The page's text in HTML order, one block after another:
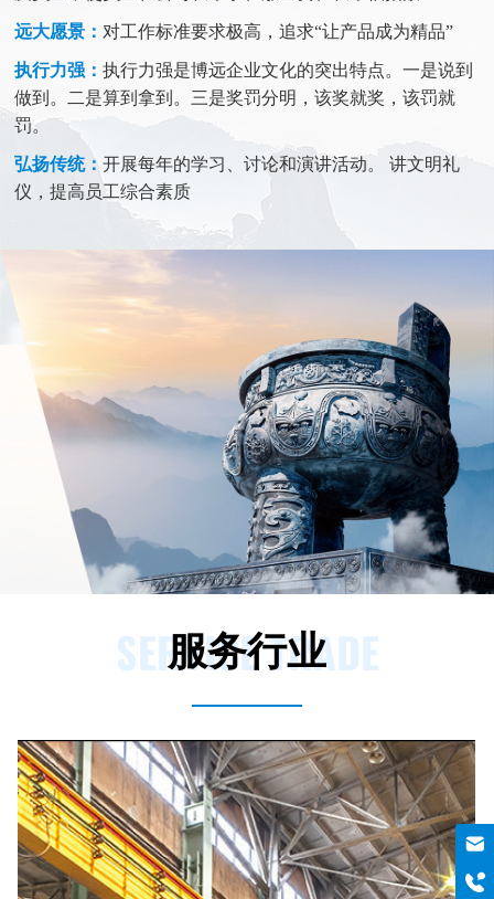
远大愿景： 对工作标准要求极高，追求“让产品成为精品”
执行力强：执行力强是博远企业文化的突出特点。一是说到
做到。二是算到拿到。三是奖罚分明，该奖就奖，该罚就
罚。
弘扬传统：开展每年的学习、讨论和演讲活动。 讲文明礼
仪，提高员工综合素质
服务行业
SERVICE TRADE
邮箱
szboyo@foxmail.com
于经理